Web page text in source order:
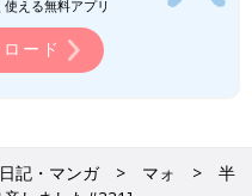
える無料アプリ
ード
日記・マンガ マォ
半